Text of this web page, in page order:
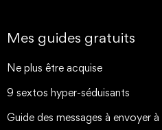
Mes guides gratuits
Ne plus être acquise
9 sextos hyper-séduisants
Guide des messages à envoyer